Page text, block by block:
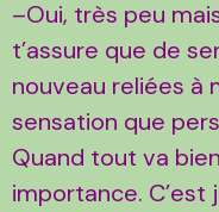
–Oui, très peu
t’assure que de
nouveau reliées à
sensation que
Quand tout va
importance. C’est